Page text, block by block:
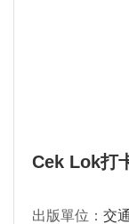
Cek Lok打
出版單位： 交